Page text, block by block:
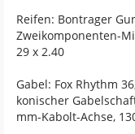
Reifen: Bontrager
Zweikomponenten-
29 x 2.40
Gabel: Fox Rhythm
konischer
mm-Kabolt-Achse,